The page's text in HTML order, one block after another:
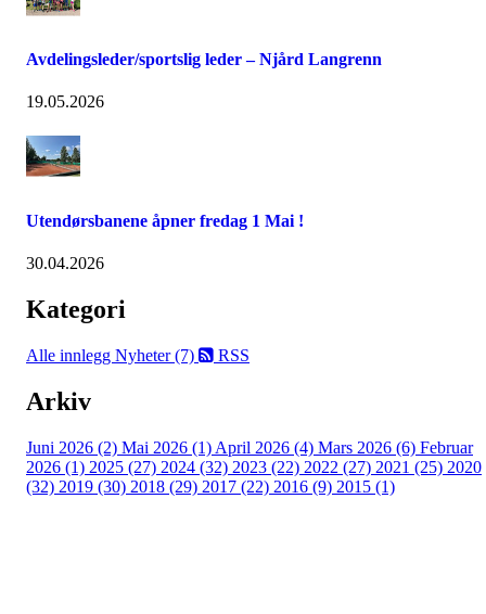
Avdelingsleder/sportslig leder – Njård Langrenn
19.05.2026
Utendørsbanene åpner fredag 1 Mai !
30.04.2026
Kategori
Alle innlegg Nyheter (7) RSS
Arkiv
Juni 2026 (2) Mai 2026 (1) April 2026 (4) Mars 2026 (6) Februar
2026 (1) 2025 (27) 2024 (32) 2023 (22) 2022 (27) 2021 (25) 2020
(32) 2019 (30) 2018 (29) 2017 (22) 2016 (9) 2015 (1)